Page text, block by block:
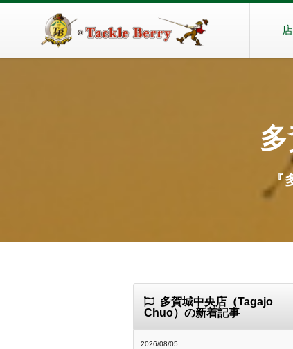
多賀城中央店（Tagajo
Chuo）の新着記事
2026/08/05